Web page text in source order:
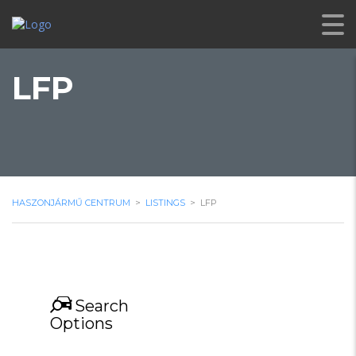
LFP
HASZONJÁRMŰ CENTRUM > LISTINGS > LFP
Search
Options